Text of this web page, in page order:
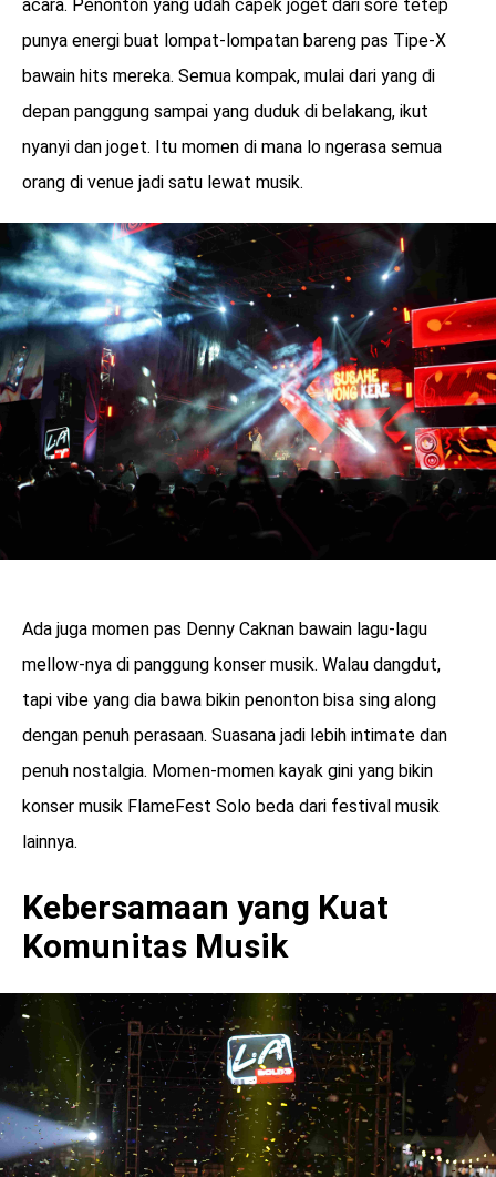
acara. Penonton yang udah capek joget dari sore tetep
punya energi buat lompat-lompatan bareng pas Tipe-X
bawain hits mereka. Semua kompak, mulai dari yang di
depan panggung sampai yang duduk di belakang, ikut
nyanyi dan joget. Itu momen di mana lo ngerasa semua
orang di venue jadi satu lewat musik.
Ada juga momen pas Denny Caknan bawain lagu-lagu
mellow-nya di panggung konser musik. Walau dangdut,
tapi vibe yang dia bawa bikin penonton bisa sing along
dengan penuh perasaan. Suasana jadi lebih intimate dan
penuh nostalgia. Momen-momen kayak gini yang bikin
konser musik FlameFest Solo beda dari festival musik
lainnya.
Kebersamaan yang Kuat
Komunitas Musik